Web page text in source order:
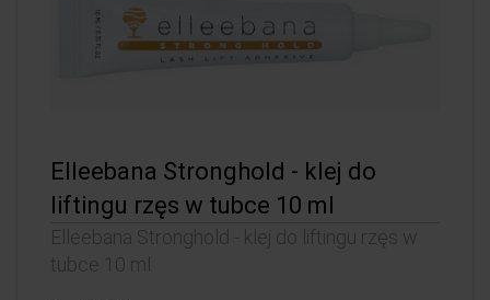
Elleebana Stronghold - klej do
liftingu rzęs w tubce 10 ml
Elleebana Stronghold - klej do liftingu rzęs w
tubce 10 ml